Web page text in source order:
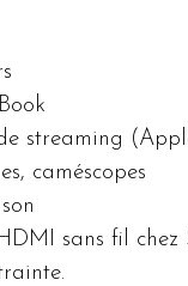
streaming
caméscopes
sans fil chez